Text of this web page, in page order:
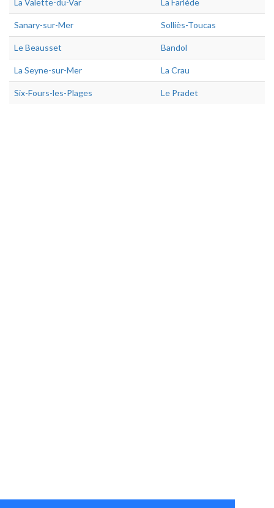
La Valette-du-Var La Farlède
Sanary-sur-Mer Solliès-Toucas
Le Beausset Bandol
La Seyne-sur-Mer La Crau
Six-Fours-les-Plages Le Pradet